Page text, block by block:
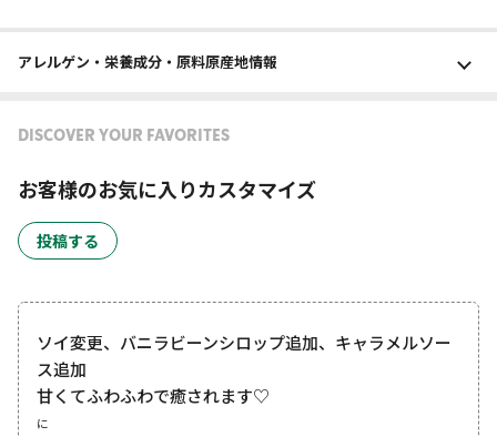
アレルゲン・栄養成分・原料原産地情報
DISCOVER YOUR FAVORITES
お客様のお気に入りカスタマイズ
投稿する
ソイ変更、バニラビーンシロップ追加、キャラメルソー
ス追加
甘くてふわふわで癒されます♡
に